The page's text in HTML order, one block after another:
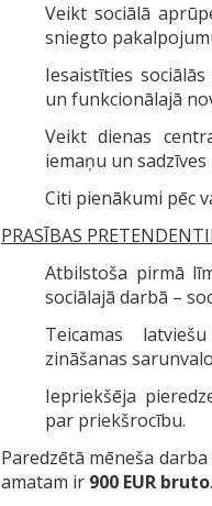
Veikt sociālā
sniegto
Iesaistīties
un funkcionālajā
Veikt dienas
iemaņu un
Citi pienākumi pēc
PRASĪBAS
Atbilstoša pirmā
sociālajā darbā –
Teicamas
zināšanas
Iepriekšēja
par priekšrocību.
Paredzētā mēneša
amatam ir 900 EUR bruto.